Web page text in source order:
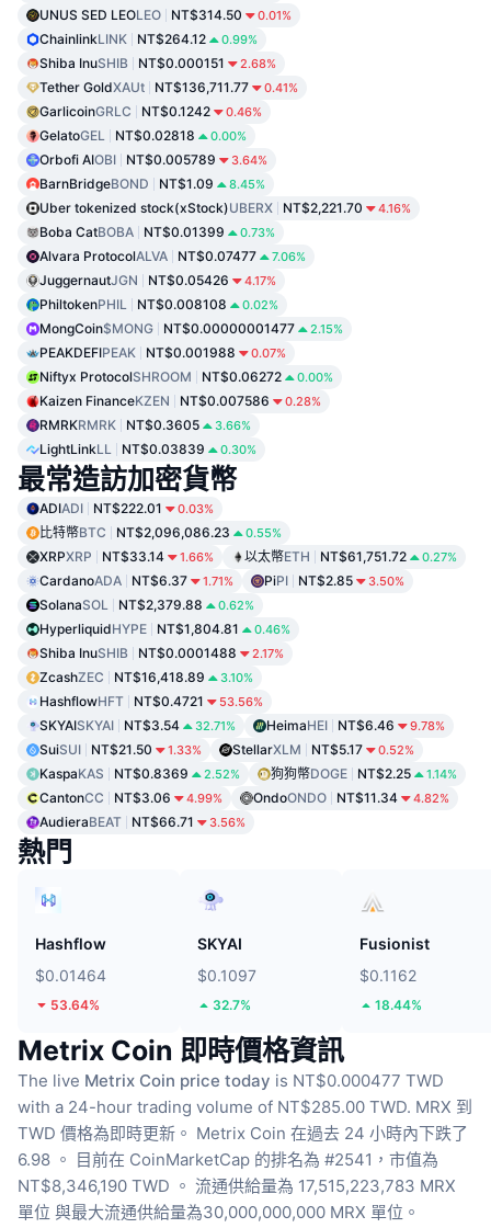
UNUS SED LEOLEO NT$314.50 0.01%
ChainlinkLINK NT$264.12 0.99%
Shiba InuSHIB NT$0.000151 2.68%
Tether GoldXAUt NT$136,711.77 0.41%
GarlicoinGRLC NT$0.1242 0.46%
GelatoGEL NT$0.02818 0.00%
Orbofi AIOBI NT$0.005789 3.64%
BarnBridgeBOND NT$1.09 8.45%
Uber tokenized stock(xStock)UBERX NT$2,221.70 4.16%
Boba CatBOBA NT$0.01399 0.73%
Alvara ProtocolALVA NT$0.07477 7.06%
JuggernautJGN NT$0.05426 4.17%
PhiltokenPHIL NT$0.008108 0.02%
MongCoin$MONG NT$0.00000001477 2.15%
PEAKDEFIPEAK NT$0.001988 0.07%
Niftyx ProtocolSHROOM NT$0.06272 0.00%
Kaizen FinanceKZEN NT$0.007586 0.28%
RMRKRMRK NT$0.3605 3.66%
LightLinkLL NT$0.03839 0.30%
最常造訪加密貨幣
ADIADI NT$222.01 0.03%
比特幣BTC NT$2,096,086.23 0.55%
XRPXRP NT$33.14 1.66% 以太幣ETH NT$61,751.72 0.27%
CardanoADA NT$6.37 1.71% PiPI NT$2.85 3.50%
SolanaSOL NT$2,379.88 0.62%
HyperliquidHYPE NT$1,804.81 0.46%
Shiba InuSHIB NT$0.0001488 2.17%
ZcashZEC NT$16,418.89 3.10%
HashflowHFT NT$0.4721 53.56%
SKYAISKYAI NT$3.54 32.71% HeimaHEI NT$6.46 9.78%
SuiSUI NT$21.50 1.33% StellarXLM NT$5.17 0.52%
KaspaKAS NT$0.8369 2.52% 狗狗幣DOGE NT$2.25 1.14%
CantonCC NT$3.06 4.99% OndoONDO NT$11.34 4.82%
AudieraBEAT NT$66.71 3.56%
熱門
Hashflow
$0.01464
53.64%
SKYAI
$0.1097
32.7%
Fusionist
$0.1162
18.44%
Metrix Coin 即時價格資訊
The live Metrix Coin price today is NT$0.000477 TWD
with a 24-hour trading volume of NT$285.00 TWD. MRX 到
TWD 價格為即時更新。 Metrix Coin 在過去 24 小時內下跌了
6.98 。 目前在 CoinMarketCap 的排名為 #2541，市值為
NT$8,346,190 TWD 。 流通供給量為 17,515,223,783 MRX
單位 與最大流通供給量為30,000,000,000 MRX 單位。